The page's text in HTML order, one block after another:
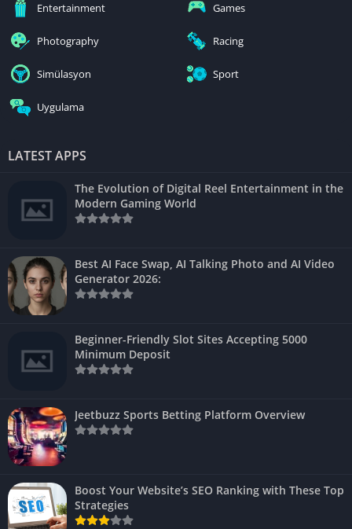
Entertainment Games
Photography Racing
Simülasyon Sport
Uygulama
LATEST APPS
The Evolution of Digital Reel Entertainment in the
Modern Gaming World
Best AI Face Swap, AI Talking Photo and AI Video
Generator 2026:
Beginner-Friendly Slot Sites Accepting 5000
Minimum Deposit
Jeetbuzz Sports Betting Platform Overview
Boost Your Website’s SEO Ranking with These Top
Strategies